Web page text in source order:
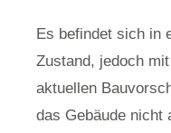
Es befindet sich in
Zustand, jedoch
aktuellen
das Gebäude nicht